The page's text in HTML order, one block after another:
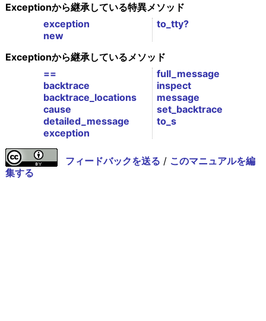
Exceptionから継承している特異メソッド
exception
new
to_tty?
Exceptionから継承しているメソッド
==
backtrace
backtrace_locations
cause
detailed_message
exception
full_message
inspect
message
set_backtrace
to_s
フィードバックを送る / このマニュアルを編
集する